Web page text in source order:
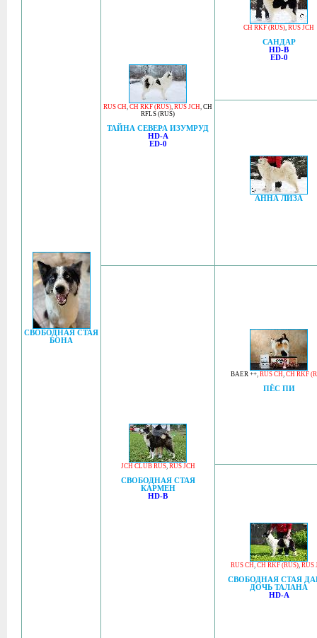
СВОБОДНАЯ СТАЯ
БОНА
RUS CH, CH RKF (RUS), RUS JCH, CH
RFLS (RUS)
ТАЙНА СЕВЕРА ИЗУМРУД
HD-A
ED-0
CH RKF (RUS), RUS JCH
САНДАР
HD-B
ED-0
АННА ЛИЗА
JCH CLUB RUS, RUS JCH
СВОБОДНАЯ СТАЯ
КАРМЕН
HD-B
BAER ++, RUS CH, CH RKF
ПЁС ПИ
RUS CH, CH RKF (RUS), RUS
СВОБОДНАЯ СТАЯ
ДОЧЬ ТАЛАНА
HD-A